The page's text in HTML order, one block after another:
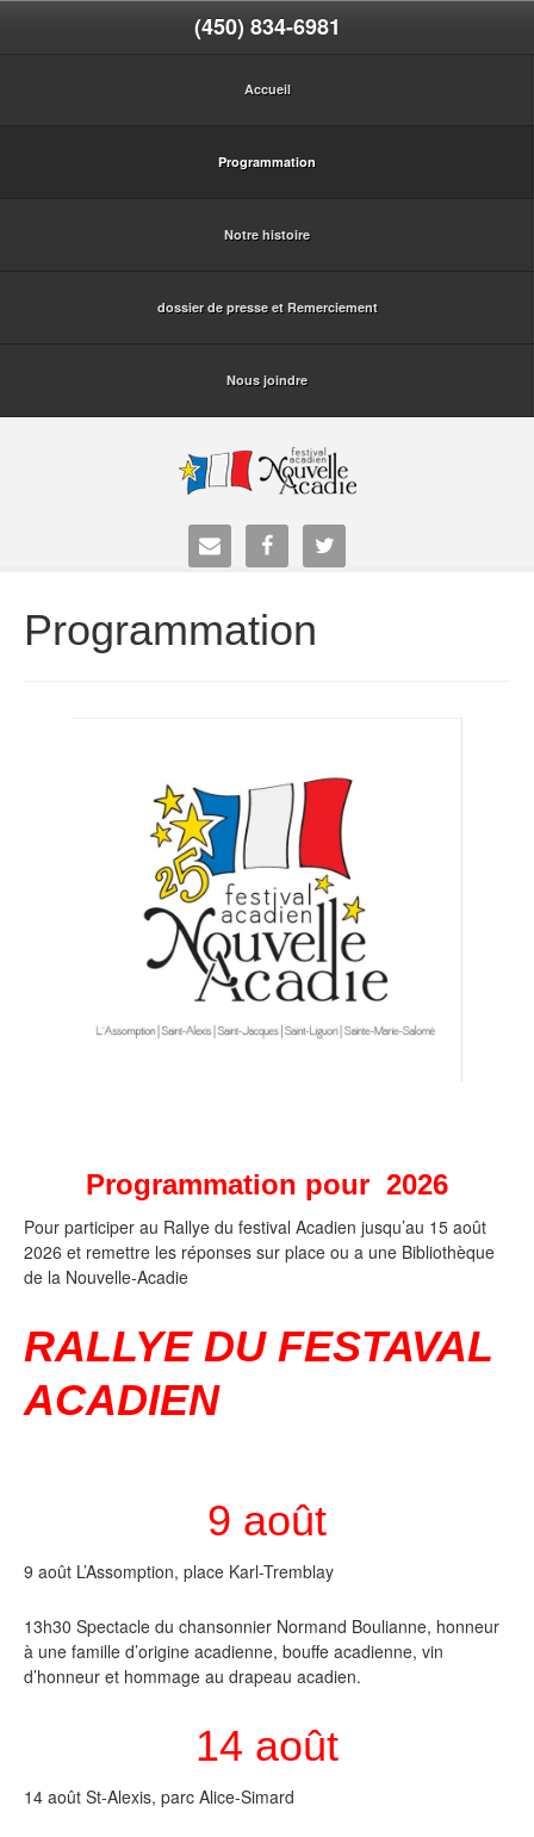
Accueil
Programmation
Notre histoire
dossier de presse et Remerciement
Nous joindre
(450) 834-6981
  
Programmation
Programmation pour 2026
Pour participer au Rallye du festival Acadien jusqu’au 15 août
2026 et remettre les réponses sur place ou a une Bibliothèque
de la Nouvelle-Acadie
RALLYE DU FESTAVAL
ACADIEN
9 août
9 août L’Assomption, place Karl-Tremblay
13h30 Spectacle du chansonnier Normand Boulianne, honneur
à une famille d’origine acadienne, bouffe acadienne, vin
d’honneur et hommage au drapeau acadien.
14 août
14 août St-Alexis, parc Alice-Simard